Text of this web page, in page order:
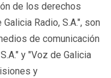
de los derechos
Radio, S.A.", son
de comunicación
y "Voz de Galicia
y